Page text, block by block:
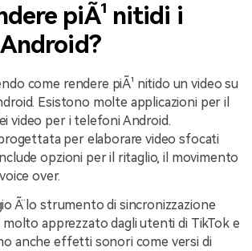
piÃ¹ nitidi i
come rendere piÃ¹ nitido un video su
Esistono molte applicazioni per il
video per i telefoni Android.
progettata per elaborare video sfocati
opzioni per il ritaglio, il movimento
over.
Ã¨ lo strumento di sincronizzazione
molto apprezzato dagli utenti di TikTok e
anche effetti sonori come versi di